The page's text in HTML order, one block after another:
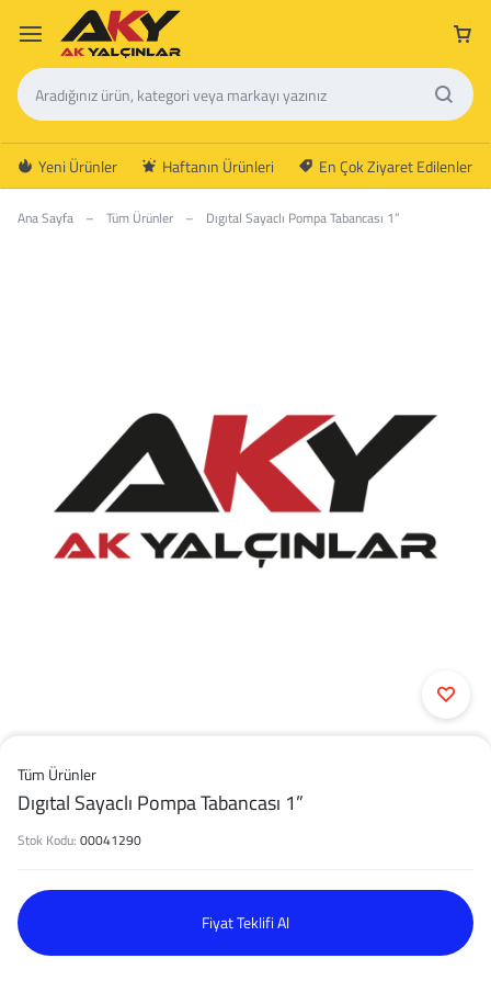
Yeni Ürünler Haftanın Ürünleri En Çok Ziyaret Edilenler
Ana Sayfa – Tüm Ürünler – Dıgıtal Sayaclı Pompa Tabancası 1”
Tüm Ürünler
Dıgıtal Sayaclı Pompa Tabancası 1”
Stok Kodu: 00041290
Fiyat Teklifi Al